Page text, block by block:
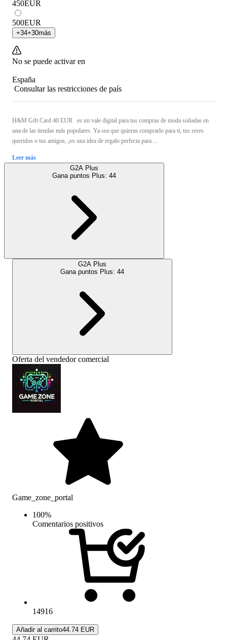
450EUR
500EUR
+34+30más
No se puede activar en
España
Consultar las restricciones de país
H&M Gift Card 40 EUR es un vale digital para tus compras de moda soñadas en
una de las tiendas más populares. Ya sea que quieras comprarlo para ti, tus seres
queridos o tus amigos, ¡es una idea de regalo perfecta para ...
Leer más
G2A Plus
Gana puntos Plus: 44
G2A Plus
Gana puntos Plus: 44
Oferta del vendedor comercial
Game_zone_portal
100%
Comentarios positivos
14916
Añadir al carrito44.74 EUR